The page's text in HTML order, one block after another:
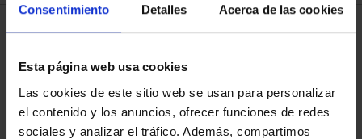
Consentimiento Detalles Acerca de las cookies
Esta página web usa cookies
Las cookies de este sitio web se usan para personalizar
el contenido y los anuncios, ofrecer funciones de redes
sociales y analizar el tráfico. Además, compartimos
1 Products found